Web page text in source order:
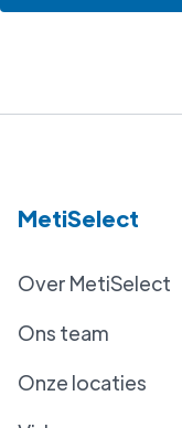
MetiSelect
Over MetiSelect
Ons team
Onze locaties